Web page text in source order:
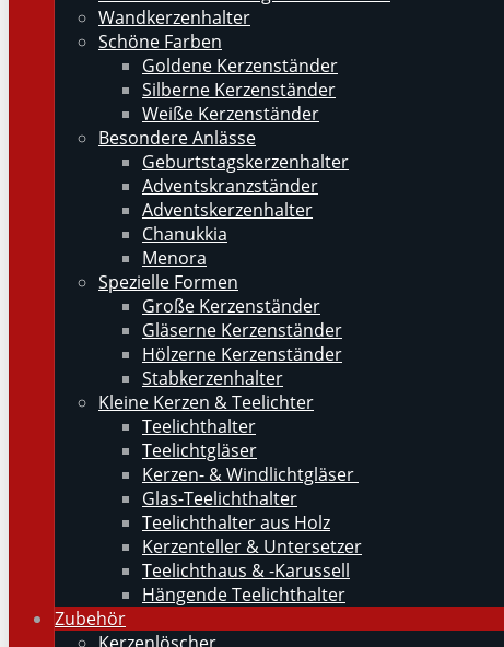
Wandkerzenhalter
Schöne Farben
Goldene Kerzenständer
Silberne Kerzenständer
Weiße Kerzenständer
Besondere Anlässe
Geburtstagskerzenhalter
Adventskranzständer
Adventskerzenhalter
Chanukkia
Menora
Spezielle Formen
Große Kerzenständer
Gläserne Kerzenständer
Hölzerne Kerzenständer
Stabkerzenhalter
Kleine Kerzen & Teelichter
Teelichthalter
Teelichtgläser
Kerzen- & Windlichtgläser
Glas-Teelichthalter
Teelichthalter aus Holz
Kerzenteller & Untersetzer
Teelichthaus & -Karussell
Hängende Teelichthalter
Zubehör